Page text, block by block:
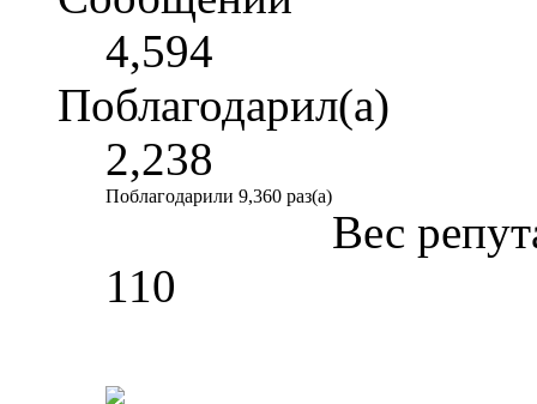
4,594
Поблагодарил(а)
2,238
Поблагодарили 9,360 раз(а)
Вес
110